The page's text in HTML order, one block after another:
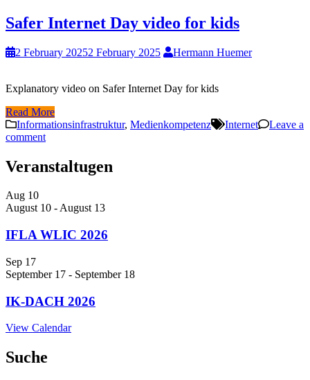
Safer Internet Day video for kids
2 February 20252 February 2025 Hermann Huemer
Explanatory video on Safer Internet Day for kids
Read More
Informationsinfrastruktur, Medienkompetenz Internet
Leave a
comment
Veranstaltugen
Aug 10
August 10 -August 13
IFLA WLIC 2026
Sep 17
September 17 - September 18
IK-DACH 2026
View Calendar
Suche